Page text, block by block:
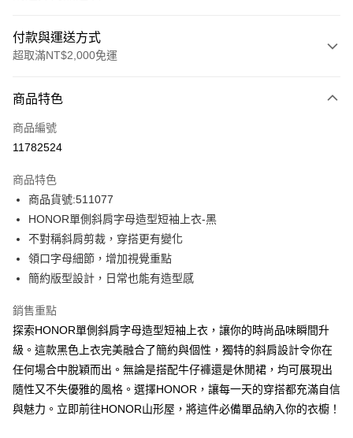
付款與運送方式
超取滿NT$2,000免運
信用卡一次付款
超商取貨付款
Apple Pay
街口支付
悠遊付
Google Pay
ATM付款
運送方式
全家取貨付款 -訂單滿 $2000 元即享免運服務，未滿則另收
$80 元物流費用。
每筆NT$80，滿NT$2,000(含以上)免運費
商品特色
商品編號
11782524
商品特色
商品貨號:511077
HONOR單側斜肩字母造型短袖上衣-黑
不對稱斜肩剪裁，穿搭更有變化
領口字母細節，增加視覺重點
簡約版型設計，日常也能有造型感
銷售重點
探索HONOR單側斜肩字母造型短袖上衣，讓你的時尚品味瞬間升
級。這款黑色上衣完美融合了簡約與個性，獨特的斜肩設計令你在
任何場合中脫穎而出。無論是搭配牛仔褲還是休閒裙，均可展現出
隨性又不失優雅的風格。選擇HONOR，讓每一天的穿搭都充滿自信
與魅力。立即前往HONOR山形屋，將這件必備單品納入你的衣櫥！